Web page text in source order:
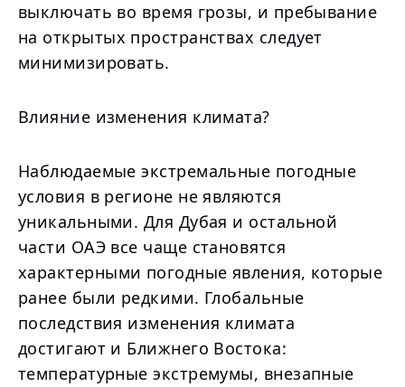
выключать во время грозы, и пребывание
на открытых пространствах следует
минимизировать.
Влияние изменения климата?
Наблюдаемые экстремальные погодные
условия в регионе не являются
уникальными. Для Дубая и остальной
части ОАЭ все чаще становятся
характерными погодные явления, которые
ранее были редкими. Глобальные
последствия изменения климата
достигают и Ближнего Востока:
температурные экстремумы, внезапные